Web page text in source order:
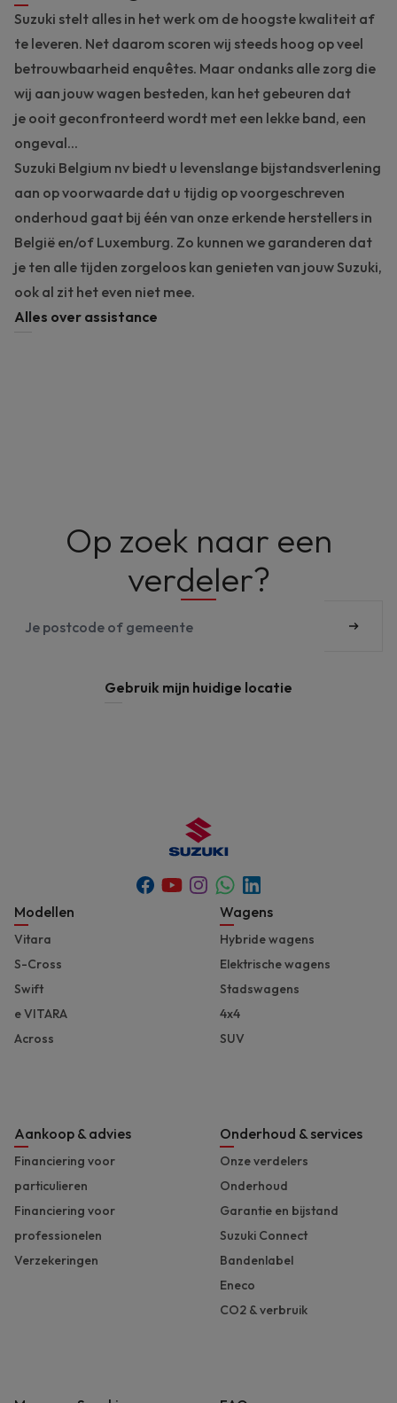
Suzuki stelt alles in het werk om de hoogste kwaliteit af
te leveren. Net daarom scoren wij steeds hoog op veel
betrouwbaarheid enquêtes. Maar ondanks alle zorg die
wij aan jouw wagen besteden, kan het gebeuren dat
je ooit geconfronteerd wordt met een lekke band, een
ongeval...
Suzuki Belgium nv biedt u levenslange bijstandsverlening
aan op voorwaarde dat u tijdig op voorgeschreven
onderhoud gaat bij één van onze erkende herstellers in
België en/of Luxemburg. Zo kunnen we garanderen dat
je ten alle tijden zorgeloos kan genieten van jouw Suzuki,
ook al zit het even niet mee.
Alles over assistance
Op zoek naar een
verdeler?
Vul je postcode of gemeente in om je dichtsbijzijndste
postcode
of
Gebruik mijn huidige locatie
Facebook
YoutubeInstagram
Whatsapp
Linkedin
Footer
Modellen
Vitara
S-Cross
Swift
e VITARA
Across
Wagens
Hybride wagens
Elektrische wagens
Stadswagens
4x4
SUV
Aankoop & advies
Financiering voor
particulieren
Financiering voor
professionelen
Verzekeringen
Onderhoud & services
Onze verdelers
Onderhoud
Garantie en bijstand
Suzuki Connect
Bandenlabel
Eneco
CO2 & verbruik